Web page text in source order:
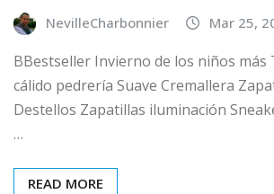
NevilleCharbonnier Mar 25,
BBestseller Invierno de los niños más
cálido pedrería Suave Cremallera
Destellos Zapatillas iluminación
…
READ MORE